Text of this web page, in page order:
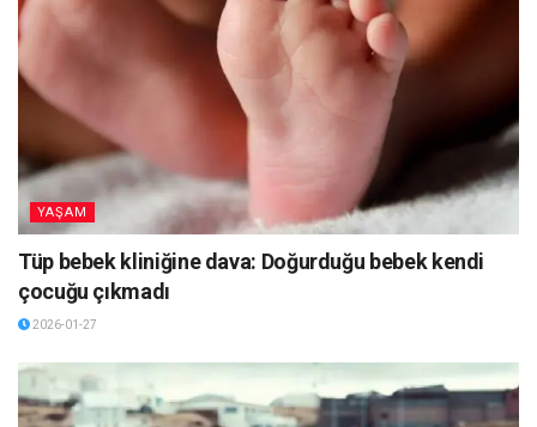
YAŞAM
Tüp bebek kliniğine dava: Doğurduğu bebek kendi
çocuğu çıkmadı
2026-01-27